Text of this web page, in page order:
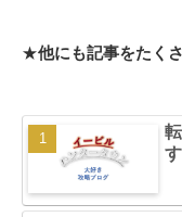
★他にも記事をたく